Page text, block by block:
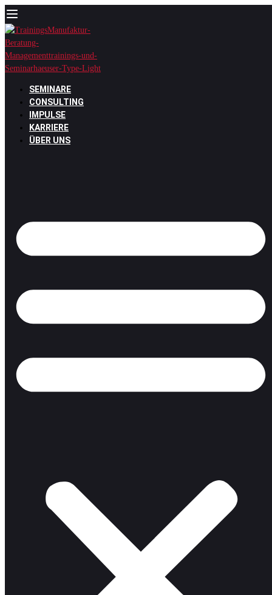
Zum
Inhalt
springen
SEMINARE
CONSULTING
IMPULSE
KARRIERE
ÜBER UNS